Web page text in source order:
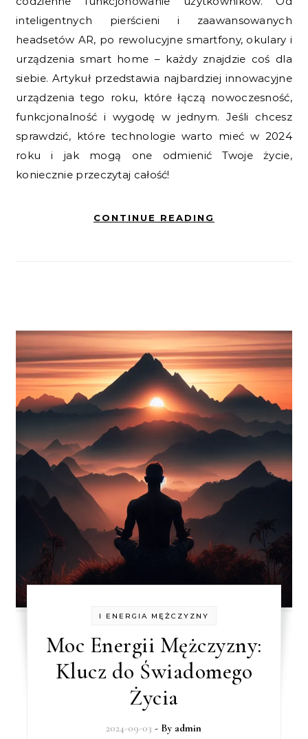
inteligentnych pierścieni i zaawansowanych
headsetów AR, po rewolucyjne smartfony, okulary i
urządzenia smart home – każdy znajdzie coś dla
siebie. Artykuł przedstawia najbardziej innowacyjne
urządzenia tego roku, które łączą nowoczesność,
funkcjonalność i wygodę w jednym. Jeśli chcesz
sprawdzić, które technologie warto mieć w 2024
roku i jak mogą one odmienić Twoje życie,
koniecznie przeczytaj całość!
CONTINUE READING
I ENERGIA MĘŻCZYZNY
Moc Energii Mężczyzny:
Klucz do Świadomego
Życia
2024-09-03 - By admin